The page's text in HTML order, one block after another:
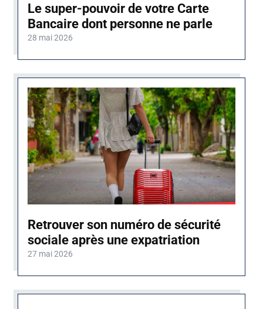
Le super-pouvoir de votre Carte
Bancaire dont personne ne parle
28 mai 2026
Retrouver son numéro de sécurité
sociale après une expatriation
27 mai 2026